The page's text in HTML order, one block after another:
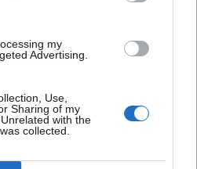
my
Advertising.
Use,
Sharing of my
with the
collected.
l.-55l.-
79l.- 0,00€
l.-55
0,00€
l.-55